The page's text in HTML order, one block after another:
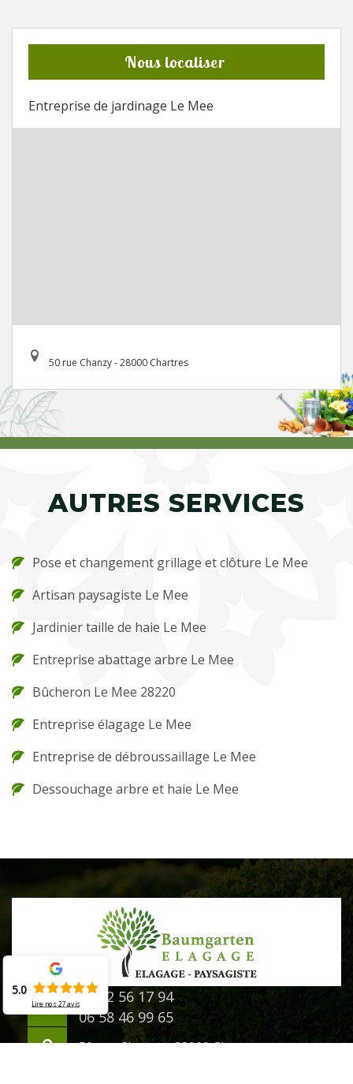
Nous localiser
Entreprise de jardinage Le Mee
50 rue Chanzy - 28000 Chartres
AUTRES SERVICES
Pose et changement grillage et clôture Le Mee
Artisan paysagiste Le Mee
Jardinier taille de haie Le Mee
Entreprise abattage arbre Le Mee
Bûcheron Le Mee 28220
Entreprise élagage Le Mee
Entreprise de débroussaillage Le Mee
Dessouchage arbre et haie Le Mee
02 52 56 17 94
06 58 46 99 65
50 rue Chanzy - 28000 Chartres
5.0
Lire nos 27avis